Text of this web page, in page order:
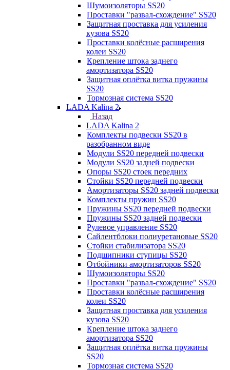
Шумоизоляторы SS20
Проставки "развал-схождение" SS20
Защитная проставка для усиления
кузова SS20
Проставки колёсные расширения
колеи SS20
Крепление штока заднего
амортизатора SS20
Защитная оплётка витка пружины
SS20
Тормозная система SS20
LADA Kalina 2
Назад
LADA Kalina 2
Комплекты подвески SS20 в
разобранном виде
Модули SS20 передней подвески
Модули SS20 задней подвески
Опоры SS20 стоек передних
Стойки SS20 передней подвески
Амортизаторы SS20 задней подвески
Комплекты пружин SS20
Пружины SS20 передней подвески
Пружины SS20 задней подвески
Рулевое управление SS20
Сайлентблоки полиуретановые SS20
Стойки стабилизатора SS20
Подшипники ступицы SS20
Отбойники амортизаторов SS20
Шумоизоляторы SS20
Проставки "развал-схождение" SS20
Проставки колёсные расширения
колеи SS20
Защитная проставка для усиления
кузова SS20
Крепление штока заднего
амортизатора SS20
Защитная оплётка витка пружины
SS20
Тормозная система SS20